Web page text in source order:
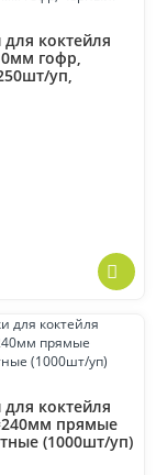
коктейля
гофр,
уп,
коктейля
прямые
(1000шт/уп)